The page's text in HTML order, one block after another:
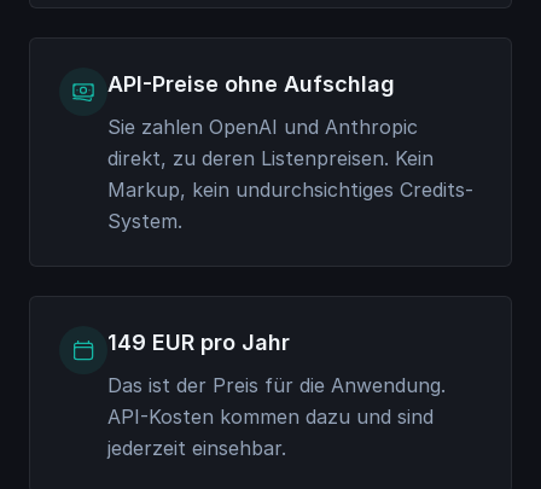
API-Preise ohne Aufschlag
Sie zahlen OpenAI und Anthropic
direkt, zu deren Listenpreisen. Kein
Markup, kein undurchsichtiges Credits-
System.
149 EUR pro Jahr
Das ist der Preis für die Anwendung.
API-Kosten kommen dazu und sind
jederzeit einsehbar.